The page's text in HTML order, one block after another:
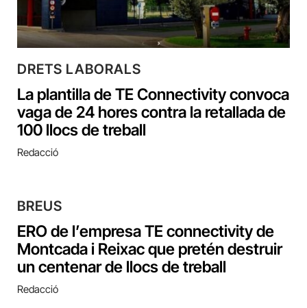
DRETS LABORALS
La plantilla de TE Connectivity convoca
vaga de 24 hores contra la retallada de
100 llocs de treball
Redacció
BREUS
ERO de l’empresa TE connectivity de
Montcada i Reixac que pretén destruir
un centenar de llocs de treball
Redacció